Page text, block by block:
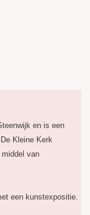
en is een
Kleine Kerk
van
een kunstexpositie.